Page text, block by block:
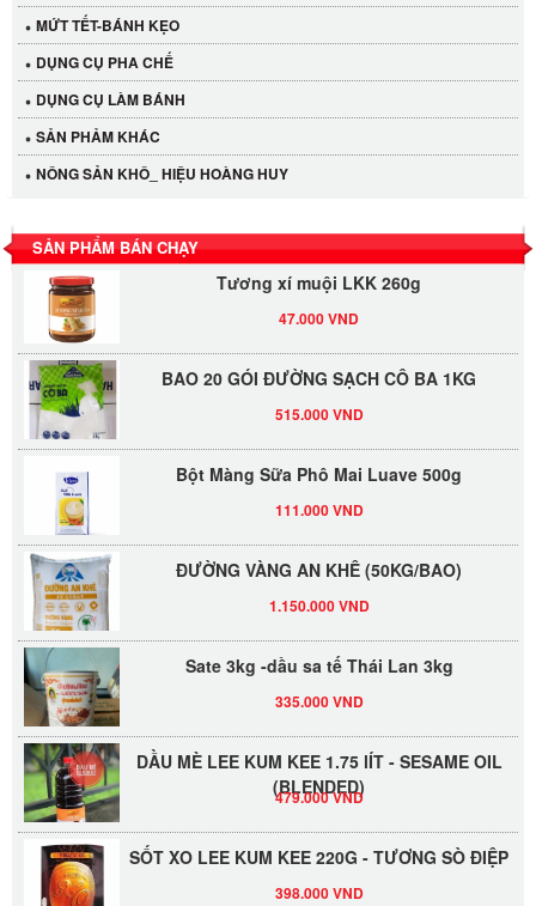
MỨT TẾT-BÁNH KẸO
DỤNG CỤ PHA CHẾ
DỤNG CỤ LÀM BÁNH
SẢN PHẢM KHÁC
NÔNG SẢN KHÔ_ HIỆU HOÀNG HUY
SẢN PHẨM BÁN CHẠY
Cần Tây Đà Lạt
40.000 VND
LỐC 12 HỦ Tương xí muội LKK 260g
Tương xí muội LKK 260g
BAO 20 GÓI ĐƯỜNG SẠCH CÔ BA 1KG
ĐƯỜNG VÀNG AN KHÊ (50KG/BAO)
Sate 3kg -dầu sa tế Thái Lan 3kg
DẦU MÈ LEE KUM KEE 1.75 lÍT - SESAME OIL
(BLENDED)
479.000 VND
SỐT XO LEE KUM KEE 220G - TƯƠNG SÒ ĐIỆP